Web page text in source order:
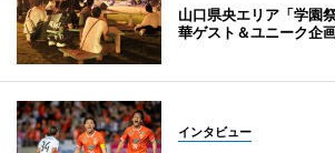
山口県央エリア「学園
華ゲスト＆ユニーク企
インタビュー